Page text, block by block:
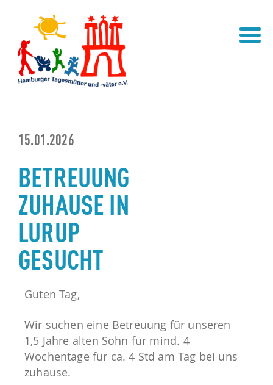
15.01.2026
BETREUUNG
ZUHAUSE IN
LURUP
GESUCHT
Guten Tag,
Wir suchen eine Betreuung für unseren
1,5 Jahre alten Sohn für mind. 4
Wochentage für ca. 4 Std am Tag bei uns
zuhause.
FÜR ELTERN
TAGESMUTTER / -VATER FINDEN
FREIE PLÄTZE
INFOTHEK
ÜBER UNS
KOOPERATIONEN
MITGLIED WERDEN
VEREINSTEAM
NEWS